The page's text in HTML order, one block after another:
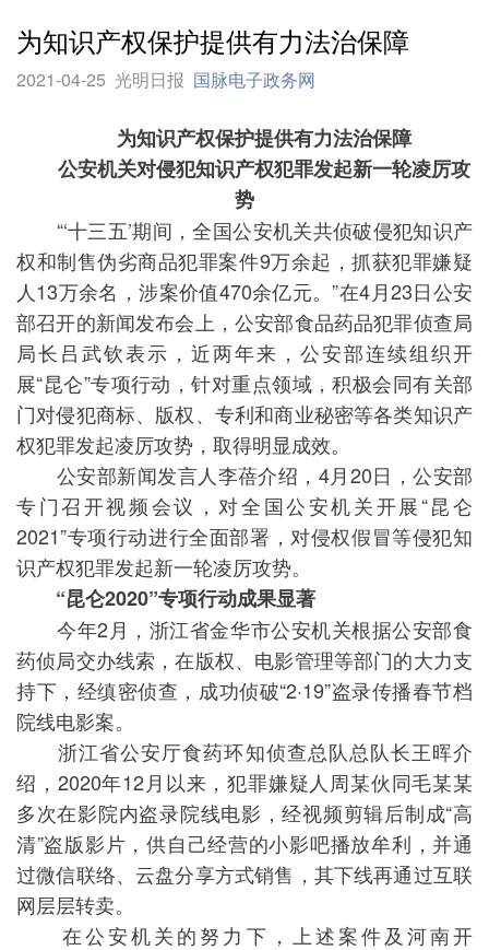
为知识产权保护提供有力法治保障
2021-04-25 光明日报 国脉电子政务网
为知识产权保护提供有力法治保障
公安机关对侵犯知识产权犯罪发起新一轮凌厉攻
势
“‘十三五’期间，全国公安机关共侦破侵犯知识产
权和制售伪劣商品犯罪案件9万余起，抓获犯罪嫌疑
人13万余名，涉案价值470余亿元。”在4月23日公安
部召开的新闻发布会上，公安部食品药品犯罪侦查局
局长吕武钦表示，近两年来，公安部连续组织开
展“昆仑”专项行动，针对重点领域，积极会同有关部
门对侵犯商标、版权、专利和商业秘密等各类知识产
权犯罪发起凌厉攻势，取得明显成效。
公安部新闻发言人李蓓介绍，4月20日，公安部
专门召开视频会议，对全国公安机关开展“昆仑
2021”专项行动进行全面部署，对侵权假冒等侵犯知
识产权犯罪发起新一轮凌厉攻势。
“昆仑2020”专项行动成果显著
今年2月，浙江省金华市公安机关根据公安部食
药侦局交办线索，在版权、电影管理等部门的大力支
持下，经缜密侦查，成功侦破“2·19”盗录传播春节档
院线电影案。
浙江省公安厅食药环知侦查总队总队长王晖介
绍，2020年12月以来，犯罪嫌疑人周某伙同毛某某
多次在影院内盗录院线电影，经视频剪辑后制成“高
清”盗版影片，供自己经营的小影吧播放牟利，并通
过微信联络、云盘分享方式销售，其下线再通过互联
网层层转卖。
在公安机关的努力下，上述案件及河南开